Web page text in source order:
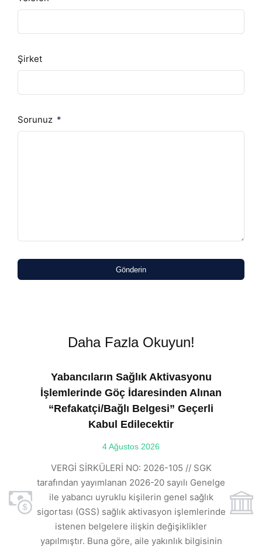
Şirket
Sorunuz
Gönderin
Daha Fazla Okuyun!
Yabancıların Sağlık Aktivasyonu
İşlemlerinde Göç İdaresinden Alınan
“Refakatçi/Bağlı Belgesi” Geçerli
Kabul Edilecektir
4 Ağustos 2026
VERGİ SİRKÜLERİ NO: 2026-105 // SGK
tarafından yayımlanan 2026-20 sayılı Genelge
ile yabancı uyruklu kişilerin genel sağlık
sigortası (GSS) sağlık aktivasyon işlemlerinde
istenen belgelere ilişkin değişiklikler
yapılmıştır. Buna göre, aile yakınlık bilgisinin